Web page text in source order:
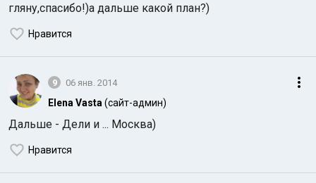
гляну,спасибо!)а дальше какой план?)
Нравится
9 06 янв. 2014
Elena Vasta (сайт-админ)
Дальше - Дели и ... Москва)
Нравится